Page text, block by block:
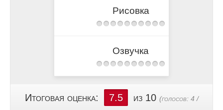
Рисовка
Озвучка
Итоговая оценка: 7.5 из 10 (голосов: 4 /